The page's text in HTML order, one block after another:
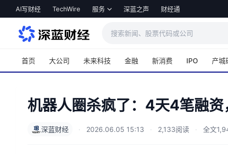
跳转到主内容
AI写财经 TechWire 服务 深蓝之声 财经通
首页 大公司 未来科技 金融 新消费 IPO 产城
机器人圈杀疯了：4天4笔融
深蓝财经 · 2026.06.05 15:13 · 2,133阅读 · 全文